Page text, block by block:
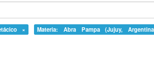
× Materia: Abra Pampa (Jujuy,